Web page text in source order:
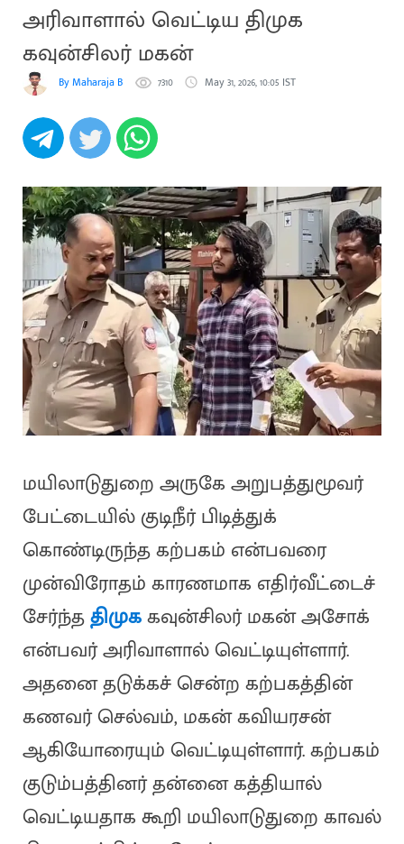
அரிவாளால் வெட்டிய திமுக
கவுன்சிலர் மகன்
By Maharaja B 7310 May 31, 2026, 10:05 IST
மயிலாடுதுறை அருகே அறுபத்துமூவர்
பேட்டையில் குடிநீர் பிடித்துக்
கொண்டிருந்த கற்பகம் என்பவரை
முன்விரோதம் காரணமாக எதிர்வீட்டைச்
சேர்ந்ததிமுககவுன்சிலர் மகன் அசோக்
என்பவர் அரிவாளால் வெட்டியுள்ளார்.
அதனை தடுக்கச் சென்ற கற்பகத்தின்
கணவர் செல்வம், மகன் கவியரசன்
ஆகியோரையும் வெட்டியுள்ளார். கற்பகம்
குடும்பத்தினர் தன்னை கத்தியால்
வெட்டியதாக கூறி மயிலாடுதுறை காவல்